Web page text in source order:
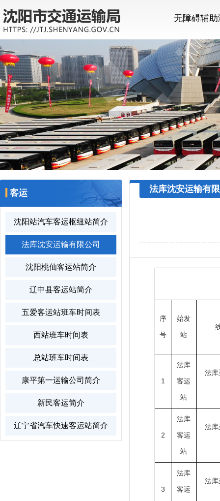
无障碍辅
客运
沈阳站汽车客运枢纽站简介
法库沈安运输有限公司
沈阳桃仙客运站简介
辽中县客运站简介
五爱客运站班车时间表
西站班车时间表
总站班车时间表
康平第一运输公司简介
新民客运简介
辽宁省汽车快速客运站简介
法库沈安运输有
序
号
始发
站
1
法库
客运
站
法
2
法库
客运
站
法
3
法库
客运
法